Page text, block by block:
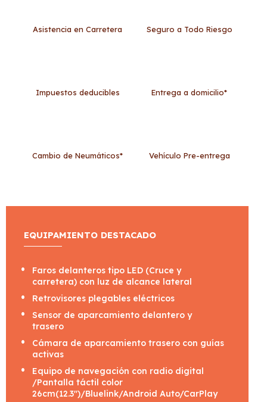
Asistencia en Carretera Seguro a Todo Riesgo
Impuestos deducibles Entrega a domicilio*
Cambio de Neumáticos* Vehículo Pre-entrega
EQUIPAMIENTO DESTACADO
Faros delanteros tipo LED (Cruce y
carretera) con luz de alcance lateral
Retrovisores plegables eléctricos
Sensor de aparcamiento delantero y
trasero
Cámara de aparcamiento trasero con guías
activas
Equipo de navegación con radio digital
/Pantalla táctil color
26cm(12.3'')/Bluelink/Android Auto/CarPlay